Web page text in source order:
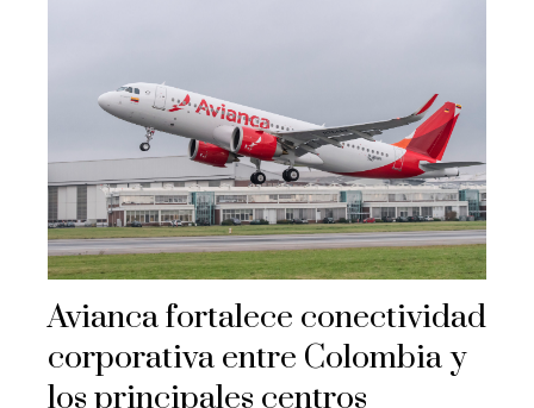
Avianca fortalece conectividad
corporativa entre Colombia y
los principales centros